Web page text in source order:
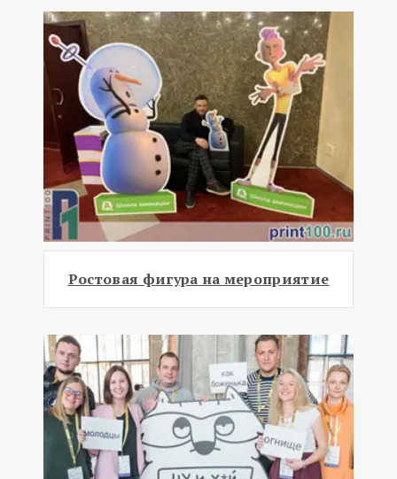
Ростовая фигура на мероприятие